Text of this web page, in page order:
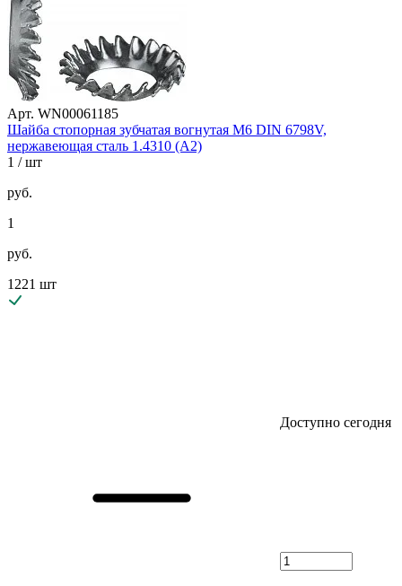
Арт. WN00061185
Шайба стопорная зубчатая вогнутая М6 DIN 6798V,
нержавеющая сталь 1.4310 (А2)
1 / шт
руб.
1
руб.
1221 шт
Доступно сегодня